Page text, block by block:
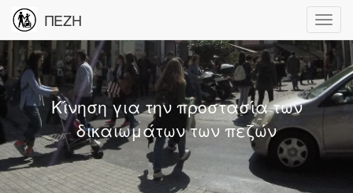
ΠΕΖΗ
Κίνηση για την προστασία των
δικαιωμάτων των πεζών